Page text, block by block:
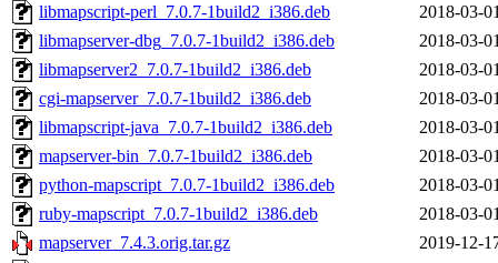
libmapscript-perl_7.0.7-1build2_i386.deb
2018-03-
libmapserver-dbg_7.0.7-1build2_i386.deb
2018-03-
libmapserver2_7.0.7-1build2_i386.deb
2018-03-
cgi-mapserver_7.0.7-1build2_i386.deb
2018-03-
libmapscript-java_7.0.7-1build2_i386.deb
2018-03-
mapserver-bin_7.0.7-1build2_i386.deb
2018-03-
python-mapscript_7.0.7-1build2_i386.deb
2018-03-
ruby-mapscript_7.0.7-1build2_i386.deb
2018-03-
mapserver_7.4.3.orig.tar.gz
2019-12-